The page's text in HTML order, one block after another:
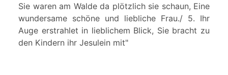
Sie waren am Walde da plötzlich sie schaun, Eine
wundersame schöne und liebliche Frau./ 5. Ihr
Auge erstrahlet in lieblichem Blick, Sie bracht zu
den Kindern ihr Jesulein mit"